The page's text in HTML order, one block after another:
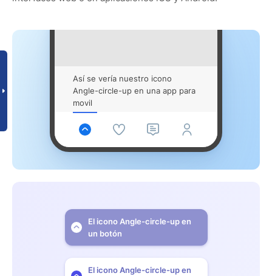
Así se vería nuestro icono
Angle-circle-up en una app para
movil
El icono Angle-circle-up en
un botón
El icono Angle-circle-up en